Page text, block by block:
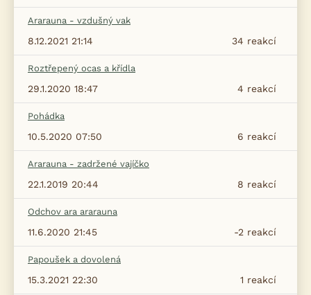
Ararauna - vzdušný vak
34 reakcí
8.12.2021 21:14
Roztřepený ocas a křídla
4 reakcí
29.1.2020 18:47
Pohádka
6 reakcí
10.5.2020 07:50
Ararauna - zadržené vajíčko
8 reakcí
22.1.2019 20:44
Odchov ara ararauna
-2 reakcí
11.6.2020 21:45
Papoušek a dovolená
1 reakcí
15.3.2021 22:30